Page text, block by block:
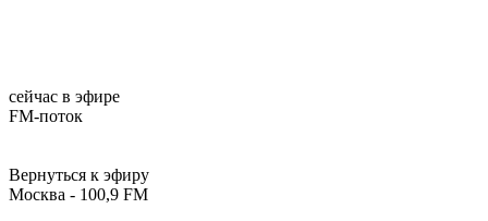
сейчас в эфире
FM-поток
Вернуться к эфиру
Москва - 100,9 FM